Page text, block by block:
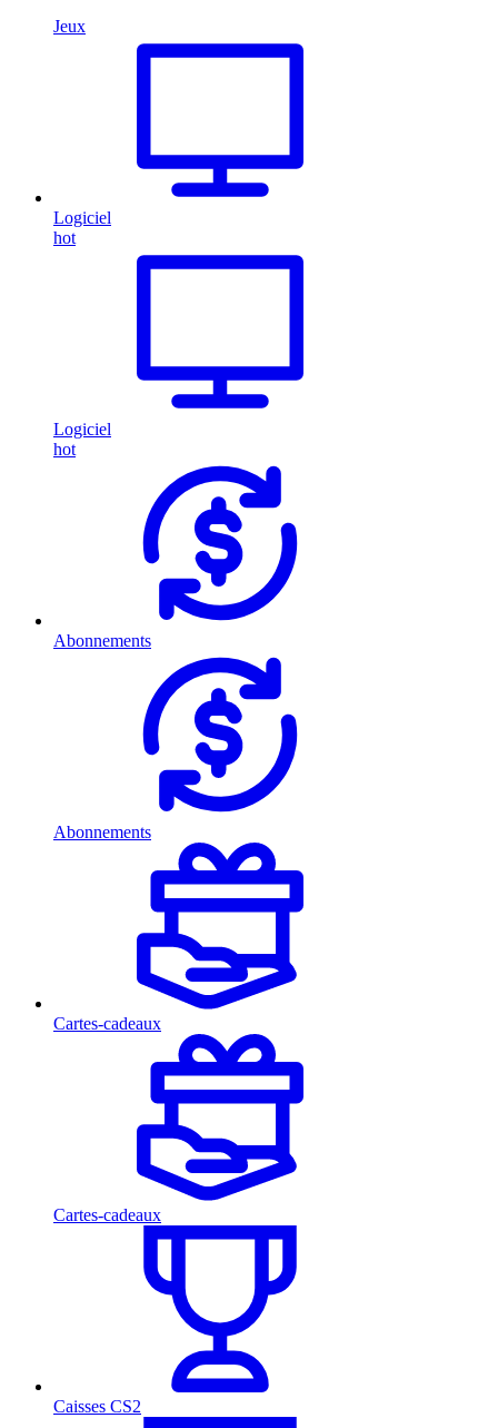
Jeux
Logiciel
hot
Logiciel
hot
Abonnements
Abonnements
Cartes-cadeaux
Cartes-cadeaux
Caisses CS2